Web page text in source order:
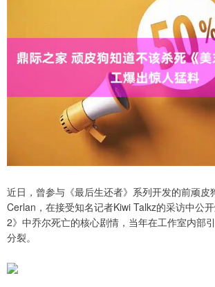
近日，曾参与《最后生还者》系列开发的前顽皮
Cerlan，在接受知名记者Kiwi Talkz的采访中公
2》中乔尔死亡的核心剧情，当年在工作室内部
分裂。